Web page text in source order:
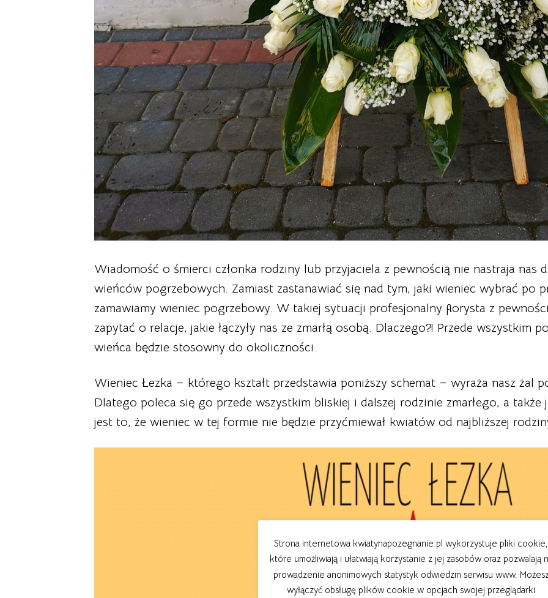
Wiadomość o śmierci członka rodziny lub przyjaciela z pewnością nie nastraja nas
wieńców pogrzebowych. Zamiast zastanawiać się nad tym, jaki wieniec wybrać po
zamawiamy wieniec pogrzebowy. W takiej sytuacji profesjonalny florysta z
zapytać o relacje, jakie łączyły nas ze zmarłą osobą. Dlaczego?! Przede wszystkim
wieńca będzie stosowny do okoliczności.
Wieniec Łezka – którego kształt przedstawia poniższy schemat – wyraża nasz żal
Dlatego poleca się go przede wszystkim bliskiej i dalszej rodzinie zmarłego, a także
jest to, że wieniec w tej formie nie będzie przyćmiewał kwiatów od najbliższej
Strona internetowa kwiatynapozegnanie.pl wykorzystuje pliki cookie,
które umożliwiają i ułatwiają korzystanie z jej zasobów oraz pozwalają
prowadzenie anonimowych statystyk odwiedzin serwisu www.
wyłączyć obsługę plików cookie w opcjach swojej przeglądarki